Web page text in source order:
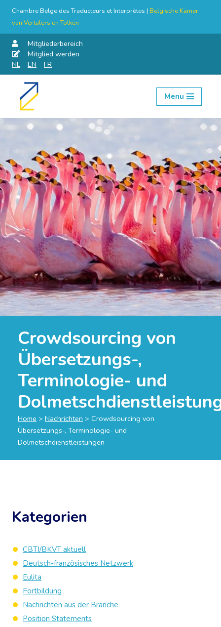
Chambre Belge des Traducteurs et Interprètes | Belgische Kamer
van Vertalers en Tolken
Mitgliederbereich
Mitglied werden
NL
EN FR
Skip
content
Menu
Crowdsourcing von
Übersetzungs-,
Terminologie- und
Home > Nachrichten > Crowdsourcing von
Übersetzungs-, Terminologie- und
Dolmetschdienstleistungen
Kategorien
CBTI/BKVT aktuell
Deutsch-französisches Netzwerk
Eulita
Fortbildung
Nachrichten aus der Branche
Position Statements